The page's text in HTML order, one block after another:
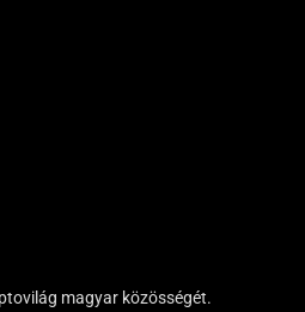
magyar közösségét.